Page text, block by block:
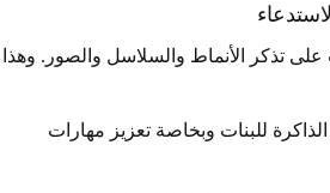
على تذكر الأنماط والسلاسل والصور. وهذا
للبنات وبخاصة تعزيز مهارات